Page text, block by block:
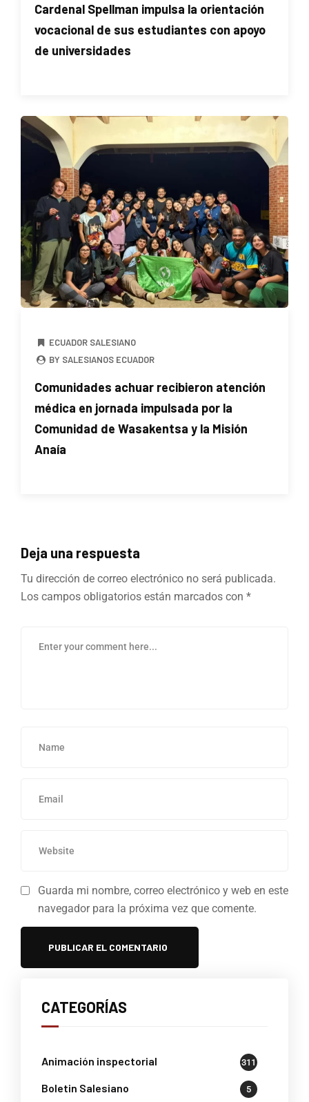
Cardenal Spellman impulsa la orientación
vocacional de sus estudiantes con apoyo
de universidades
ECUADOR SALESIANO
BY SALESIANOS ECUADOR
Comunidades achuar recibieron atención
médica en jornada impulsada por la
Comunidad de Wasakentsa y la Misión
Anaía
Deja una respuesta
Tu dirección de correo electrónico no será publicada.
Los campos obligatorios están marcados con *
Guarda mi nombre, correo electrónico y web en este
navegador para la próxima vez que comente.
CATEGORÍAS
Animación inspectorial 311
Boletin Salesiano 5